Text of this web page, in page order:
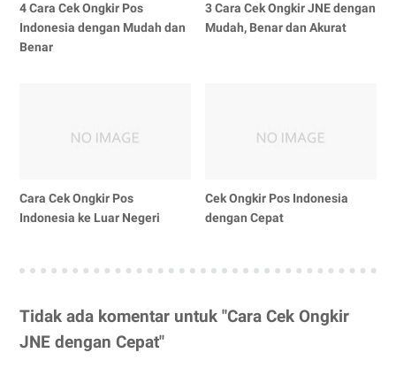
4 Cara Cek Ongkir Pos
Indonesia dengan Mudah dan
Benar
3 Cara Cek Ongkir JNE dengan
Mudah, Benar dan Akurat
Cara Cek Ongkir Pos
Indonesia ke Luar Negeri
Cek Ongkir Pos Indonesia
dengan Cepat
Tidak ada komentar untuk "Cara Cek Ongkir
JNE dengan Cepat"